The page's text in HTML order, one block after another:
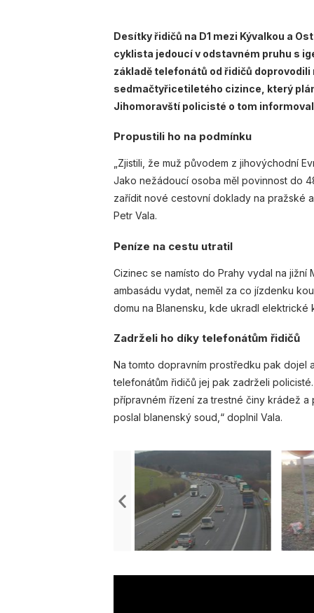
Desítky řidičů na D1 mezi Kývalkou a
cyklista jedoucí v odstavném pruhu s
základě telefonátů od řidičů
sedmačtyřicetiletého cizince, který
Jihomoravští policisté o tom
Propustili ho na podmínku
„Zjistili, že muž původem z jihovýchodní
Jako nežádoucí osoba měl povinnost do
zařídit nové cestovní doklady na pražské
Petr Vala.
Peníze na cestu utratil
Cizinec se namísto do Prahy vydal na
ambasádu vydat, neměl za co jízdenku
domu na Blanensku, kde ukradl elektrické
Zadrželi ho díky telefonátům řidičů
Na tomto dopravním prostředku pak dojel
telefonátům řidičů jej pak zadrželi
přípravném řízení za trestné činy krádež a
poslal blanenský soud,“ doplnil Vala.